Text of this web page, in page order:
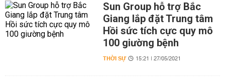
Sun Group hỗ trợ Bắc
Giang lắp đặt Trung tâm
Hồi sức tích cực quy mô
100 giường bệnh
THỜI SỰ 15:21 | 27/05/2021